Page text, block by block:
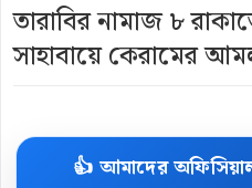
তারাবির নামাজ ৮
সাহাবায়ে কেরামের
👍 আমাদের